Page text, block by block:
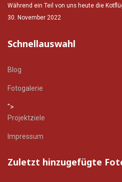
Während ein Teil von uns heute die
30. November 2022
Schnellauswahl
Blog
Fotogalerie
">
Projektziele
Impressum
Zuletzt hinzugefügte